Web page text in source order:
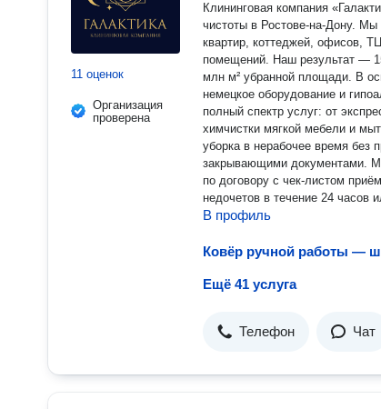
11 оценок
Организация
проверена
Клининговая компания
чистоты в Ростове-на-Дону. Мы
квартир, коттеджей, офисов,
помещений. Наш результат —
млн м² убранной площади. В основе работы — профессиональное
немецкое оборудование и
полный спектр услуг: от
химчистки мягкой мебели и
уборка в нерабочее время без
закрывающими документами. Мы дорожим репутацией: работаем
по договору с чек-листом
недочетов в течение 24 часов
В профиль
Ковёр ручной работы —
Ещё 41 услуга
Телефон Чат